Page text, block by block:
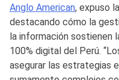
Anglo American, expuso
destacando cómo la
la información sostienen
100% digital del Perú.
asegurar las estrategias